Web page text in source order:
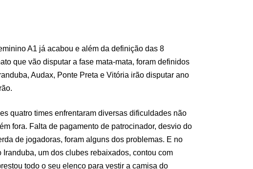
A1 já acabou e além da definição das 8
que vão disputar a fase mata-mata, foram definidos
Audax, Ponte Preta e Vitória irão disputar ano
quatro times enfrentaram diversas dificuldades não
fora. Falta de pagamento de patrocinador, desvio do
de jogadoras, foram alguns dos problemas. E no
um dos clubes rebaixados, contou com
todo o seu elenco para vestir a camisa do